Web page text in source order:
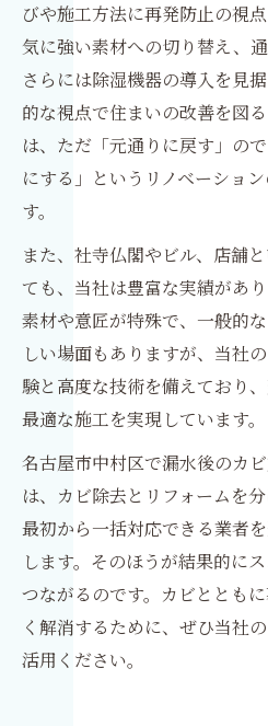
びや施工方法に再発防止の視
気に強い素材への切り替え、
さらには除湿機器の導入を見
的な視点で住まいの改善を図
は、ただ「元通りに戻す」の
にする」というリノベーショ
す。
また、社寺仏閣やビル、店舗
ても、当社は豊富な実績があ
素材や意匠が特殊で、一般的
しい場面もありますが、当社
験と高度な技術を備えており
最適な施工を実現しています。
名古屋市中村区で漏水後のカ
は、カビ除去とリフォームを
最初から一括対応できる業者
します。そのほうが結果的に
つながるのです。カビととも
く解消するために、ぜひ当社
活用ください。